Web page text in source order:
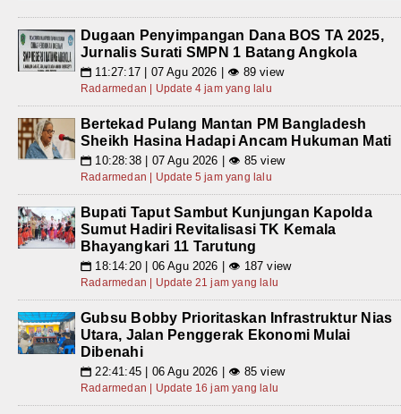
Dugaan Penyimpangan Dana BOS TA 2025,
Jurnalis Surati SMPN 1 Batang Angkola
📅 11:27:17 | 07 Agu 2026 | 👁 89 view
Radarmedan | Update 4 jam yang lalu
Bertekad Pulang Mantan PM Bangladesh
Sheikh Hasina Hadapi Ancam Hukuman Mati
📅 10:28:38 | 07 Agu 2026 | 👁 85 view
Radarmedan | Update 5 jam yang lalu
Bupati Taput Sambut Kunjungan Kapolda
Sumut Hadiri Revitalisasi TK Kemala
Bhayangkari 11 Tarutung
📅 18:14:20 | 06 Agu 2026 | 👁 187 view
Radarmedan | Update 21 jam yang lalu
Gubsu Bobby Prioritaskan Infrastruktur Nias
Utara, Jalan Penggerak Ekonomi Mulai
Dibenahi
📅 22:41:45 | 06 Agu 2026 | 👁 85 view
Radarmedan | Update 16 jam yang lalu